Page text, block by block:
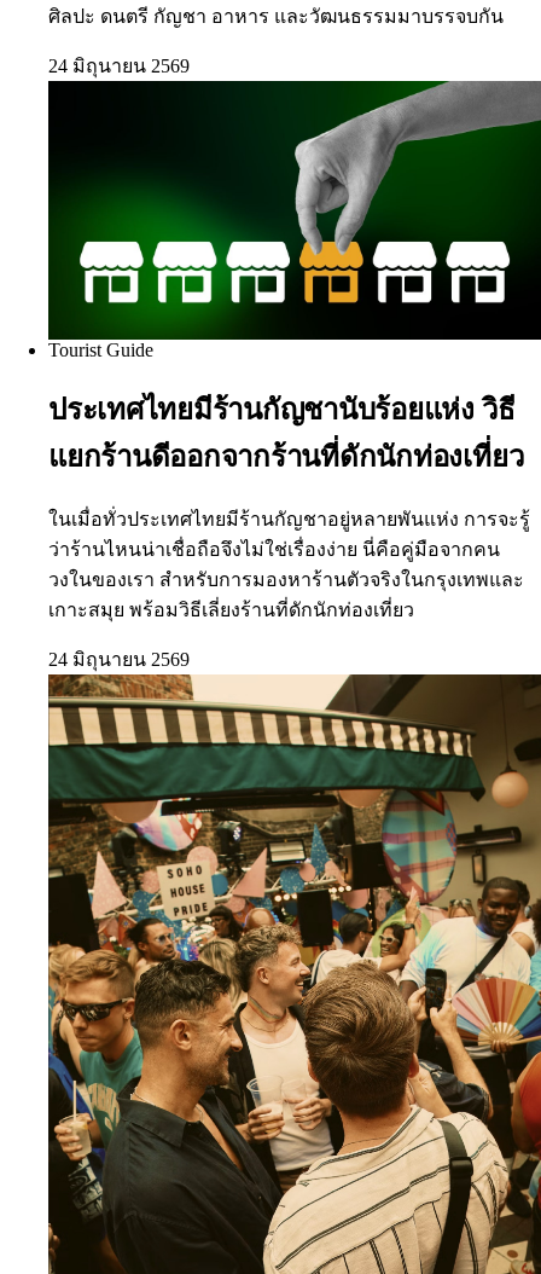
ศิลปะ ดนตรี กัญชา อาหาร และวัฒนธรรมมาบรรจบกัน
24 มิถุนายน 2569
Tourist Guide
ประเทศไทยมีร้านกัญชานับร้อยแห่ง วิธี
แยกร้านดีออกจากร้านที่ดักนักท่องเที่ยว
ในเมื่อทั่วประเทศไทยมีร้านกัญชาอยู่หลายพันแห่ง การจะรู้
ว่าร้านไหนน่าเชื่อถือจึงไม่ใช่เรื่องง่าย นี่คือคู่มือจากคน
วงในของเรา สำหรับการมองหาร้านตัวจริงในกรุงเทพและ
เกาะสมุย พร้อมวิธีเลี่ยงร้านที่ดักนักท่องเที่ยว
24 มิถุนายน 2569